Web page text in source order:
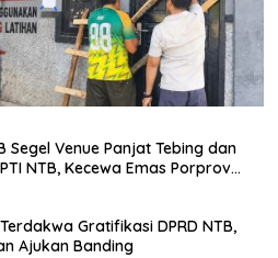
Segel Venue Panjat Tebing dan
NTB, Kecewa Emas Porprov
Gratifikasi DPRD NTB,
Ajukan Banding